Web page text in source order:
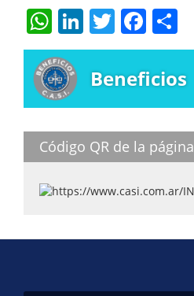
W
h
at
s
A
p
p
Li
n
k
e
dI
n
T
w
itt
er
F
a
c
e
b
o
o
k
h
ar
e
Beneficios
Código QR de la página